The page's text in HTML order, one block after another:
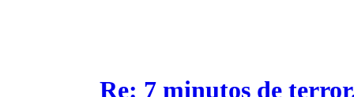
Re: 7 minutos de